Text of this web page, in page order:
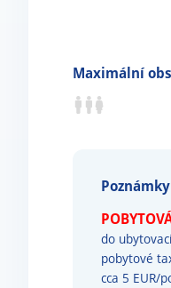
Maximální
Poznámky
do
pobytové
cca 5 EUR/